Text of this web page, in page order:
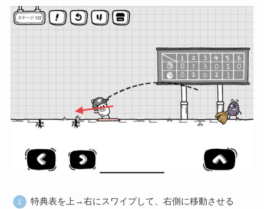
特典表を上→右にスワイプして、右側に移動させる